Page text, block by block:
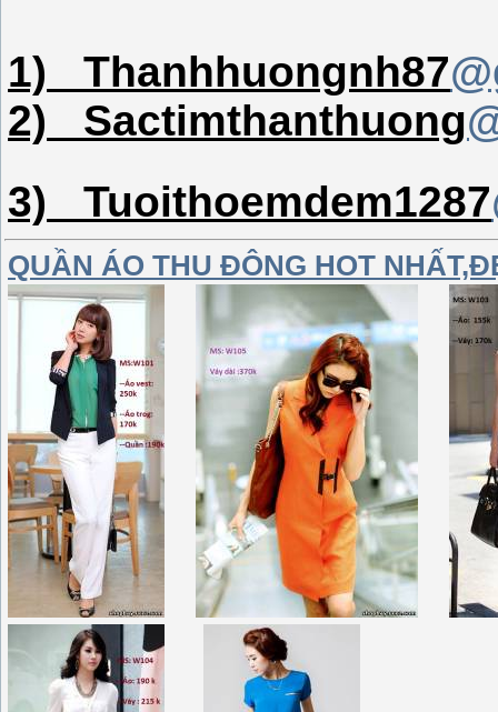
1) Thanhhuongnh87
2) Sactimthanthuong
3) Tuoithoemdem1287
QUẦN ÁO THU ĐÔNG HOT